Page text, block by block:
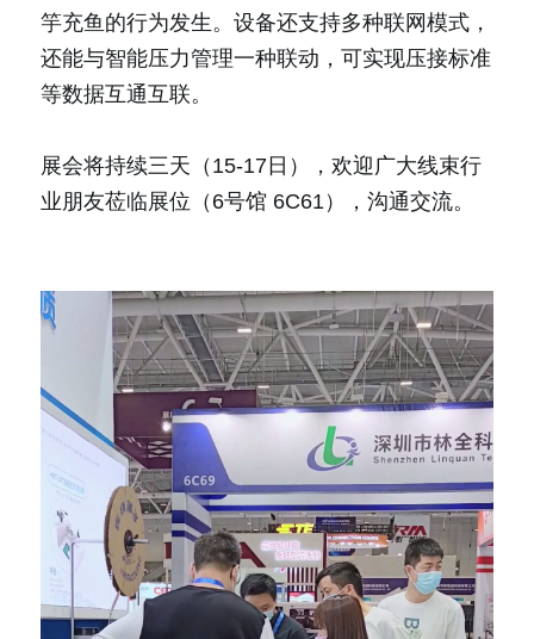
竽充鱼的行为发生。设备还支持多种联网模式，
还能与智能压力管理一种联动，可实现压接标准
等数据互通互联。
展会将持续三天（15-17日），欢迎广大线束行
业朋友莅临展位（6号馆 6C61），沟通交流。